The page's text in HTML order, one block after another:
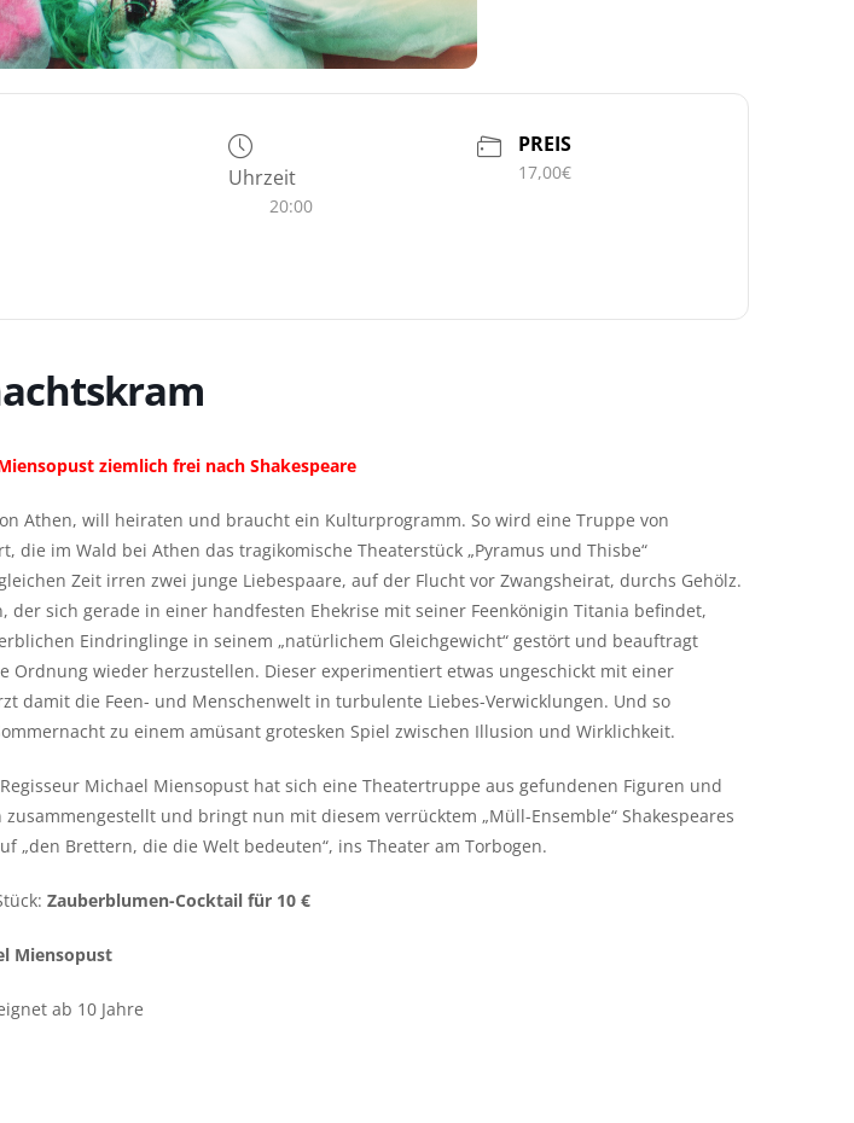
Uhrzeit
20:00
PREIS
17,00€
ziemlich frei nach Shakespeare
Athen, will heiraten und braucht ein Kulturprogramm. So wird eine Truppe von
die im Wald bei Athen das tragikomische Theaterstück „Pyramus und Thisbe“
Zeit irren zwei junge Liebespaare, auf der Flucht vor Zwangsheirat, durchs Gehölz.
der sich gerade in einer handfesten Ehekrise mit seiner Feenkönigin Titania befindet,
Eindringlinge in seinem „natürlichem Gleichgewicht“ gestört und beauftragt
Ordnung wieder herzustellen. Dieser experimentiert etwas ungeschickt mit einer
damit die Feen- und Menschenwelt in turbulente Liebes-Verwicklungen. Und so
zu einem amüsant grotesken Spiel zwischen Illusion und Wirklichkeit.
Michael Miensopust hat sich eine Theatertruppe aus gefundenen Figuren und
und bringt nun mit diesem verrücktem „Müll-Ensemble“ Shakespeares
„den Brettern, die die Welt bedeuten“, ins Theater am Torbogen.
Zauberblumen-Cocktail für 10 €
Miensopust
ab 10 Jahre